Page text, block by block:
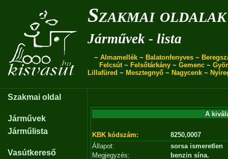
Szakmai oldalak
Járművek - lista
~ Almamellék ~ Balatonfenyves ~
Felcsút~ Felsőtárkány ~ Gemenc ~
Lillafüred ~ Mesztegnyő ~ Nagycenk ~
Szakmai oldal
Járművek
Járműlista
Vasútkereső
A
KBK kódszám:
8250,0007
Állapot:
sorsa ismeretlen
Megjegyzés:
benzin sína.